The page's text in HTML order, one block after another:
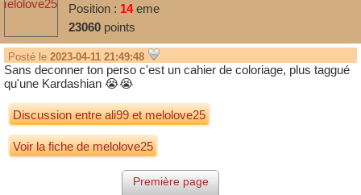
Position : 14eme
23060 points
Posté le 2023-04-11 21:49:48
Sans deconner ton perso c'est un cahier de coloriage, plus taggué
qu'une Kardashian 😭😭
Discussion entreali99etmelolove25
Voir la fiche de melolove25
Première page